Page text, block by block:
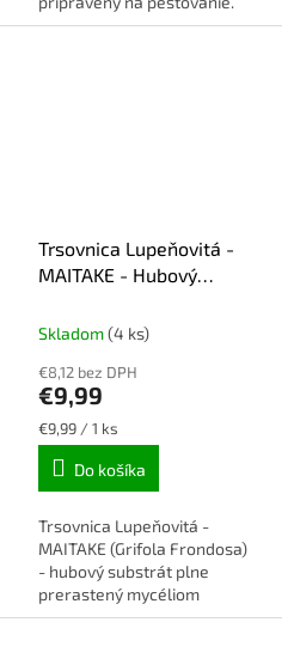
Váha substrátu min. 4 kg
Trsovnica Lupeňovitá -
MAITAKE - Hubový
Skladom(4 ks)
€8,12 bez DPH
€9,99
Jednotková
cena:
€9,99 / 1 ks
Do košíka
Trsovnica Lupeňovitá -
MAITAKE (Grifola Frondosa)
- hubový substrát plne
prerastený mycéliom
pripravený na pestovanie.